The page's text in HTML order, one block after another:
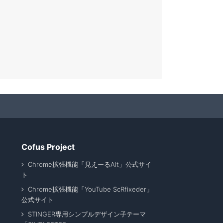
Cofus Project
Chrome拡張機能「見えーるAlt」公式サイ
ト
Chrome拡張機能「YouTube ScRfixeder」
公式サイト
STINGER専用シンプルデザイン子テーマ